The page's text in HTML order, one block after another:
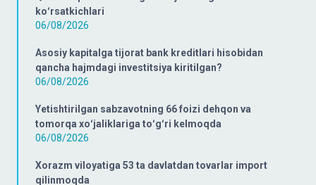
koʻrsatkichlari
06/08/2026
Asosiy kapitalga tijorat bank kreditlari hisobidan
qancha hajmdagi investitsiya kiritilgan?
06/08/2026
Yetishtirilgan sabzavotning 66 foizi dehqon va
tomorqa xoʻjaliklariga toʻgʻri kelmoqda
06/08/2026
Xorazm viloyatiga 53 ta davlatdan tovarlar import
qilinmoqda